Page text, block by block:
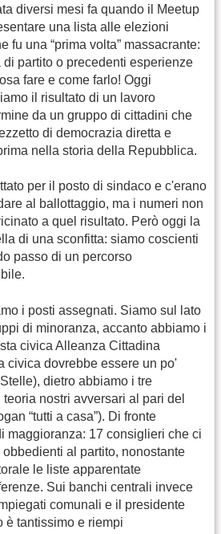
diversi mesi fa quando il Meetup
una lista alle elezioni
fu una “prima volta” massacrante:
partito o precedenti esperienze
fare e come farlo! Oggi
il risultato di un lavoro
da un gruppo di cittadini che
di democrazia diretta e
nella storia della Repubblica.
per il posto di sindaco e c'erano
al ballottaggio, ma i numeri non
a quel risultato. Però oggi la
di una sconfitta: siamo coscienti
passo di un percorso
i posti assegnati. Siamo sul lato
di minoranza, accanto abbiamo i
civica Alleanza Cittadina
civica dovrebbe essere un po'
dietro abbiamo i tre
nostri avversari al pari del
“tutti a casa”). Di fronte
maggioranza: 17 consiglieri che ci
al partito, nonostante
le liste apparentate
Sui banchi centrali invece
comunali e il presidente
è tantissimo e riempi